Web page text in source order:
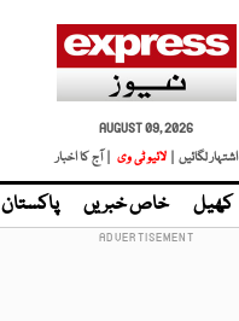
AUGUST 09, 2026
اشتہار لگائیں |
لائیو ٹی وی | آج کا اخبار
کھیل خاص خبریں پاکستان